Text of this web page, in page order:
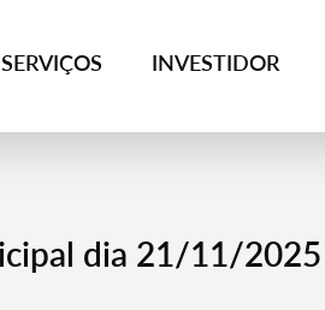
SERVIÇOS INVESTIDOR
dia 21/11/2025